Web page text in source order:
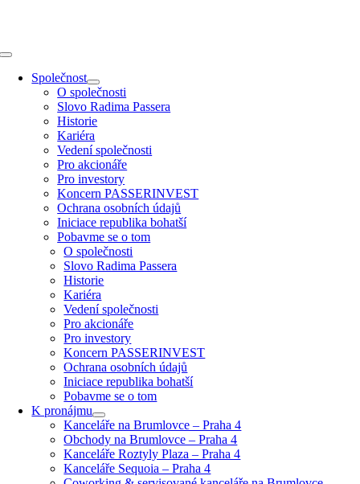
Toggle
NavigationSpolečnost
O společnosti
Slovo Radima Passera
Historie
Kariéra
Vedení společnosti
Pro akcionáře
Pro investory
Koncern PASSERINVEST
Ochrana osobních údajů
Iniciace republika bohatší
Pobavme se o tom
O společnosti
Slovo Radima Passera
Historie
Kariéra
Vedení společnosti
Pro akcionáře
Pro investory
Koncern PASSERINVEST
Ochrana osobních údajů
Iniciace republika bohatší
Pobavme se o tom
K pronájmu
Kanceláře na Brumlovce – Praha 4
Obchody na Brumlovce – Praha 4
Kanceláře Roztyly Plaza – Praha 4
Kanceláře Sequoia – Praha 4